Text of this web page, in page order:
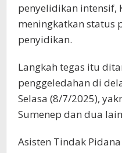
penyelidikan intensif,
meningkatkan status
penyidikan.
Langkah tegas itu
penggeledahan di
Selasa (8/7/2025),
Sumenep dan dua
Asisten Tindak